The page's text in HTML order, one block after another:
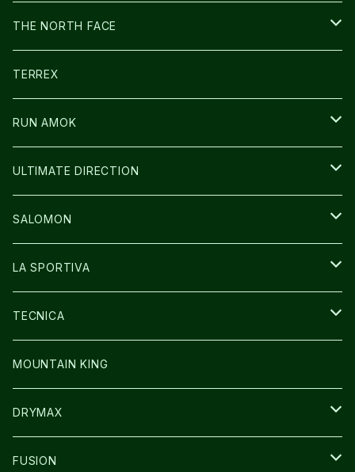
ULTIMATE DIRECTION
CARL HOERECKE
ICE TRUST
WEAR
その他GOODS
SHOES
WEAR
CAP/HAT
BAG
THE NORTH FACE
SHOES
WEAR
BAG
GLOVE
TERREX
RUN AMOK
WEAR
CAP/HAT
ULTIMATE DIRECTION
BAG
GLOVE
SOCKS
その他GOODS
SALOMON
SHOES
BAG
WEAR
GLOVE
LA SPORTIVA
SHOES
WEAR
CAP/HAT
TECNICA
SHOES
MOUNTAIN KING
DRYMAX
SOCKS
FUSION